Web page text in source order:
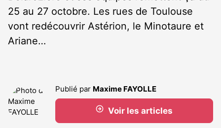
25 au 27 octobre. Les rues de Toulouse
vont redécouvrir Astérion, le Minotaure et
Ariane…
Publié par Maxime FAYOLLE
Voir les articles